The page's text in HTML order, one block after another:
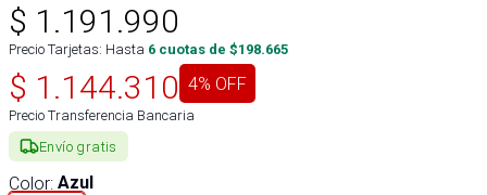
$ 1.191.990
Precio Tarjetas: Hasta 6 cuotas de $198.665
$ 1.144.310 4% OFF
Precio Transferencia Bancaria
Envío gratis
Color: Azul